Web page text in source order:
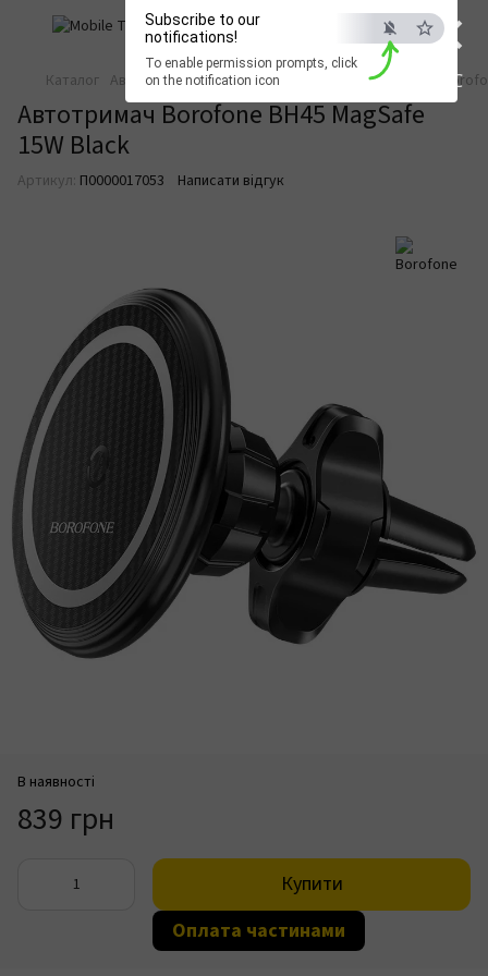
×
ESC
Subscribe to our
notifications!
To enable permission prompts, click
on the notification icon
Каталог Автотовари Автотовари Borofone Автотримач
Автотримач Borofone BH45 MagSafe
15W Black
Артикул: П0000017053 Написати відгук
В наявності
839 грн
Купити
Оплата частинами